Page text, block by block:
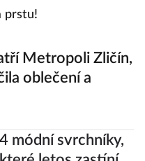
z toho look, který
Metropoli Zličín,
oblečení a